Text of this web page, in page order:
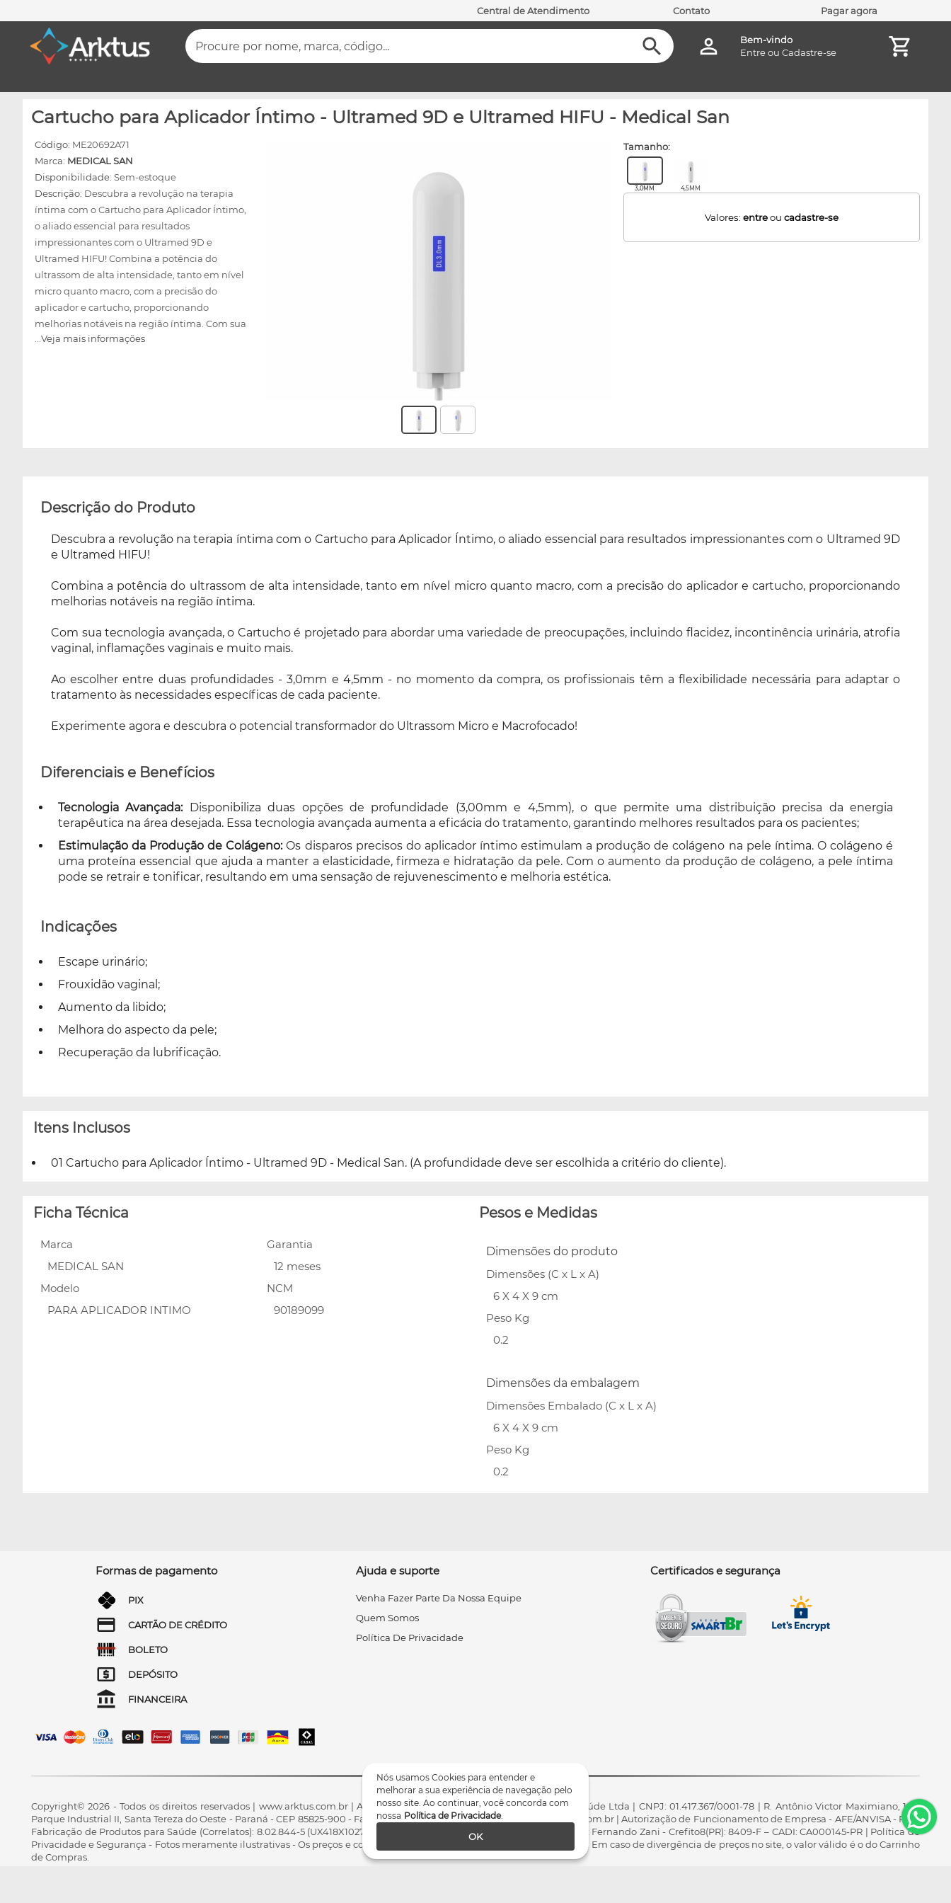
Central de Atendimento Contato Pagar agora
Procure por nome, marca, código...
Bem-vindo
Entreou Cadastre-se
Nós usamos Cookies para entender e
melhorar a sua experiência de navegação pelo
nosso site. Ao continuar, você concorda com
nossa Política de Privacidade.
OK
Cartucho para Aplicador Íntimo - Ultramed 9D e Ultramed HIFU - Medical San
Código: ME20692A71
Marca: MEDICAL SAN
Disponibilidade: Sem-estoque
Descrição: Descubra a revolução na terapia
íntima com o Cartucho para Aplicador Íntimo,
o aliado essencial para resultados
impressionantes com o Ultramed 9D e
Ultramed HIFU! Combina a potência do
ultrassom de alta intensidade, tanto em nível
micro quanto macro, com a precisão do
aplicador e cartucho, proporcionando
melhorias notáveis na região íntima. Com sua
tecnologia avançada, o Cartucho é projetado
agora e descubra o potencial transformador
do Ultrassom Micro e Macrofocado!
...Veja mais informações
tamanho:
3,0MM 4,5MM
Valores:entreoucadastre-se
Descrição do Produto
Descubra a revolução na terapia íntima com o Cartucho para Aplicador Íntimo, o aliado essencial para resultados impressionantes com o Ultramed 9D
e Ultramed HIFU!
Combina a potência do ultrassom de alta intensidade, tanto em nível micro quanto macro, com a precisão do aplicador e cartucho, proporcionando
melhorias notáveis na região íntima.
Com sua tecnologia avançada, o Cartucho é projetado para abordar uma variedade de preocupações, incluindo flacidez, incontinência urinária, atrofia
vaginal, inflamações vaginais e muito mais.
Ao escolher entre duas profundidades - 3,0mm e 4,5mm - no momento da compra, os profissionais têm a flexibilidade necessária para adaptar o
tratamento às necessidades específicas de cada paciente.
Experimente agora e descubra o potencial transformador do Ultrassom Micro e Macrofocado!
Diferenciais e Benefícios
Tecnologia Avançada:Disponibiliza duas opções de profundidade (3,00mm e 4,5mm), o que permite uma distribuição precisa da energia
terapêutica na área desejada. Essa tecnologia avançada aumenta a eficácia do tratamento, garantindo melhores resultados para os pacientes;
Estimulação da Produção de Colágeno:Os disparos precisos do aplicador íntimo estimulam a produção de colágeno na pele íntima. O colágeno é
uma proteína essencial que ajuda a manter a elasticidade, firmeza e hidratação da pele. Com o aumento da produção de colágeno, a pele íntima
pode se retrair e tonificar, resultando em uma sensação de rejuvenescimento e melhoria estética.
Indicações
Escape urinário;
Frouxidão vaginal;
Aumento da libido;
Melhora do aspecto da pele;
Recuperação da lubrificação.
Itens Inclusos
01 Cartucho para Aplicador Íntimo - Ultramed 9D - Medical San. (A profundidade deve ser escolhida a critério do cliente).
Ficha Técnica
Marca
MEDICAL SAN
Modelo
PARA APLICADOR INTIMO
Garantia
12 meses
NCM
90189099
Pesos e Medidas
Dimensões do produto
Dimensões (C x L x A)
6 X 4 X 9 cm
Peso Kg
0.2
Dimensões da embalagem
Dimensões Embalado (C x L x A)
6 X 4 X 9 cm
Peso Kg
0.2
Formas de pagamento
PIX
CARTÃO DE CRÉDITO
BOLETO
DEPÓSITO
FINANCEIRA
Ajuda e suporte
Venha Fazer Parte Da Nossa Equipe
Quem Somos
Política De Privacidade
Certificados e segurança
Copyright© 2026 - Todos os direitos reservados | www.arktus.com.br | Arktus Indústria e Comércio de Produtos Para Saúde Ltda | CNPJ: 01.417.367/0001-78 | R. Antônio Victor Maximiano, 107,
Parque Industrial II, Santa Tereza do Oeste - Paraná - CEP 85825-900 - Fale conosco: 0800 200 8022 - comercial@arktus.com.br | Autorização de Funcionamento de Empresa - AFE/ANVISA - Para
Fabricação de Produtos para Saúde (Correlatos): 8.02.844-5 (UX418X102741) - Fisioterapeuta Responsável Técnico Dr. Alex Fernando Zani - Crefito8(PR): 8409-F – CADI: CA000145-PR | Política de
Privacidade e Segurança - Fotos meramente ilustrativas - Os preços e condições da loja virtual estão sujeitos a alterações. Em caso de divergência de preços no site, o valor válido é o do Carrinho
de Compras.